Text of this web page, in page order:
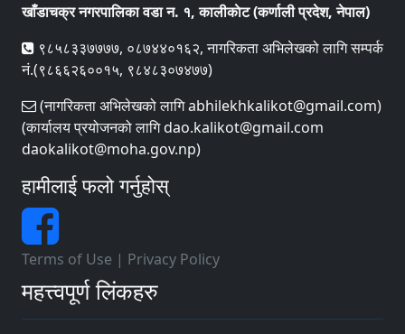
खाँडाचक्र नगरपालिका वडा न‌‍. १, कालीकाेट (कर्णाली प्रदेश, नेपाल)
९८५८३३७७७७, ०८७४४०१६२, नागरिकता अभिलेखको लागि सम्पर्क
नं.(९८६६२६००१५, ९८४८३०७४७७)
(नागरिकता अभिलेखको लागि abhilekhkalikot@gmail.com)
(कार्यालय प्रयोजनको लागि dao.kalikot@gmail.com
daokalikot@moha.gov.np)
हामीलाई फलो गर्नुहोस्
Terms of Use | Privacy Policy
महत्त्वपूर्ण लिंकहरु